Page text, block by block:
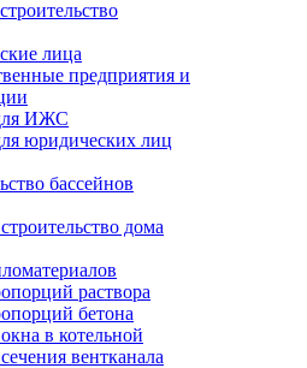
лица
предприятия и
ИЖС
юридических лиц
бассейнов
дома
раствора
бетона
в котельной
вентканала